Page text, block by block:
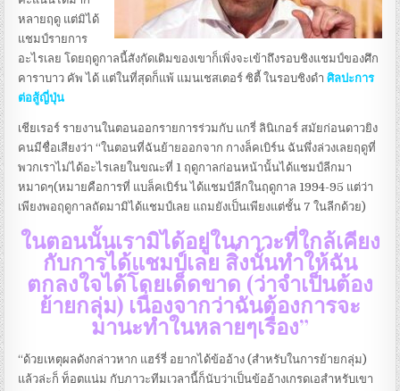
หลายฤดู แต่มิได้
แชมป์รายการ
อะไรเลย โดยฤดูกาลนี้สังกัดเดิมของเขาก็เพิ่งจะเข้าถึงรอบชิงแชมป์ของศึก
คาราบาว คัพ ได้ แต่ในที่สุดก็แพ้ แมนเชสเตอร์ ซิตี้ ในรอบชิงดำศิลปะการ
ต่อสู้ญี่ปุ่น
เชียเรอร์ รายงานในตอนออกรายการร่วมกับ แกรี่ ลินิเกอร์ สมัยก่อนดาวยิง
คนมีชื่อเสียงว่า “ในตอนที่ฉันย้ายออกจาก กางล็คเบิร์น ฉันพึ่งล่วงเลยฤดูที่
พวกเราไม่ได้อะไรเลยในขณะที่ 1 ฤดูกาลก่อนหน้านั้นได้แชมป์ลีกมา
หมาดๆ(หมายคือการที่ แบล็คเบิร์น ได้แชมป์ลีกในฤดูกาล 1994-95 แต่ว่า
เพียงพอฤดูกาลถัดมามิได้แชมป์เลย แถมยังเป็นเพียงแต่ชั้น 7 ในลีกด้วย)
ในตอนนั้นเรามิได้อยู่ในภาวะที่ใกล้เคียง
กับการได้แชมป์เลย สิ่งนั้นทำให้ฉัน
ตกลงใจได้โดยเด็ดขาด (ว่าจำเป็นต้อง
ย้ายกลุ่ม) เนื่องจากว่าฉันต้องการจะ
มานะทำในหลายๆเรื่อง”
“ด้วยเหตุผลดังกล่าวหาก แฮร์รี่ อยากได้ข้ออ้าง (สำหรับในการย้ายกลุ่ม)
แล้วล่ะก็ ท็อตแน่ม กับภาวะทีมเวลานี้ก็นับว่าเป็นข้ออ้างเกรดเอสำหรับเขา